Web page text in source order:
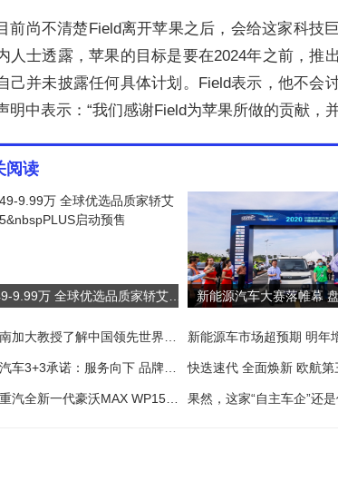
前尚不清楚Field离开苹果之后，会给这家科技
人士透露，苹果的目标是要在2024年之前，推
己并未披露任何具体计划。Field表示，他不会
明中表示：“我们感谢Field为苹果所做的贡献，
阅读
果然，这家“自主车企”还是